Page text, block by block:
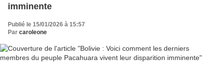
imminente
Publié le 15/01/2026 à 15:57
Par caroleone